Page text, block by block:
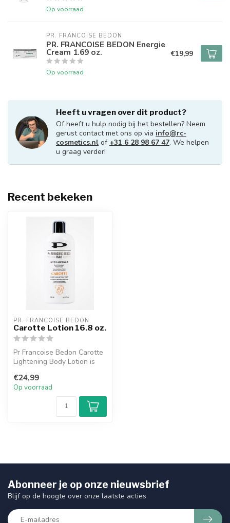
Op voorraad
PR. FRANCOISE BEDON
PR. FRANCOISE BEDON Energie
Cream 1.69 oz.
Op voorraad
€19,99
Heeft u vragen over dit product?
Of heeft u hulp nodig bij het bestellen? Neem
gerust contact met ons op via info@rc-
cosmetics.nl of +31 6 28 98 67 47. We helpen
u graag verder!
Recent bekeken
PR. FRANCOISE BEDON
Carotte Lotion 16.8 oz.
Pr Francoise Bedon Carotte
Lightening Body Lotion is
gl...
€24,99
Op voorraad
Abonneer je op onze nieuwsbrief
Blijf op de hoogte over onze laatste acties